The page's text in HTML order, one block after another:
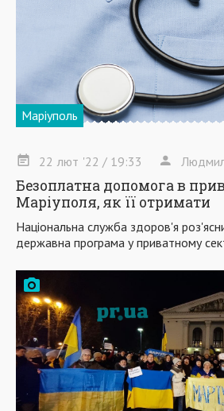
Маріуполь
22 лют '22 / 19:33
Безоплатна допомога в
Маріуполя, як її отримати
Національна служба здоров'я
державна програма у приватному